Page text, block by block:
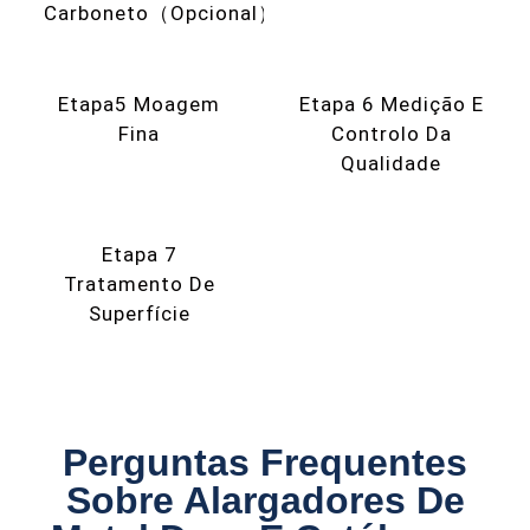
Carboneto（opcional）
Etapa5 Moagem
Fina
Etapa 6 Medição E
Controlo Da
Qualidade
Etapa 7
Tratamento De
Superfície
Perguntas Frequentes
Sobre Alargadores De